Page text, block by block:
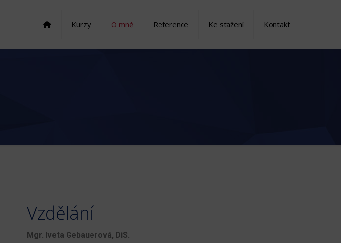
Kurzy O mně Reference Ke stažení Kontakt
Vzdělání
Mgr. Iveta Gebauerová, DiS.